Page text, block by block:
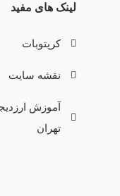
لینک های مفید
کرپتوبات
نقشه سایت
آموزش
تهران